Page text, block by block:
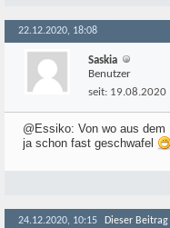
22.12.2020, 18:08
Saskia
Benutzer
seit: 19.08.2020
@Essiko: Von wo aus
ja schon fast geschwafel
24.12.2020, 10:15 Dieser